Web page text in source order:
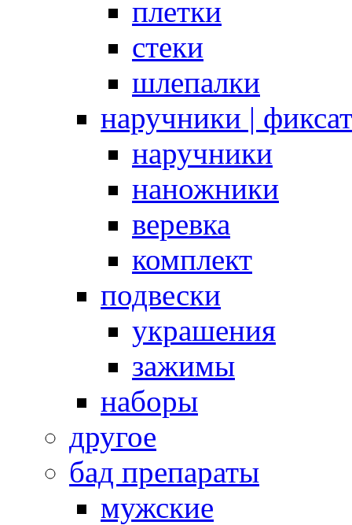
плетки
стеки
шлепалки
наручники |
наручники
наножники
веревка
комплект
подвески
украшения
зажимы
наборы
другое
бад препараты
мужские